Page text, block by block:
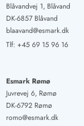
Blåvandvej 1, Blåvand
DK-6857 Blåvand
blaavand@esmark.dk
Tlf: +45 69 15 96 16
Esmark Rømø
Juvrevej 6, Rømø
DK-6792 Rømø
romo@esmark.dk